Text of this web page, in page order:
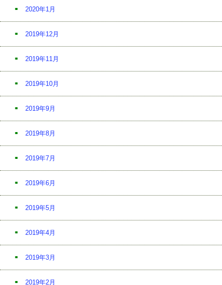
2020年1月
2019年12月
2019年11月
2019年10月
2019年9月
2019年8月
2019年7月
2019年6月
2019年5月
2019年4月
2019年3月
2019年2月